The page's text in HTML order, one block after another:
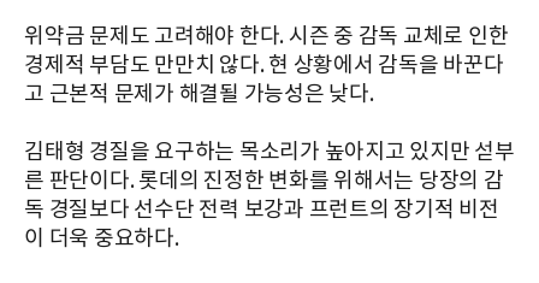
위약금 문제도 고려해야 한다. 시즌 중 감독 교체로 인한
경제적 부담도 만만치 않다. 현 상황에서 감독을 바꾼다
고 근본적 문제가 해결될 가능성은 낮다.
김태형 경질을 요구하는 목소리가 높아지고 있지만 섣부
른 판단이다. 롯데의 진정한 변화를 위해서는 당장의 감
독 경질보다 선수단 전력 보강과 프런트의 장기적 비전
이 더욱 중요하다.